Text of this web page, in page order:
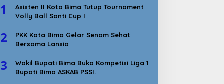
1
Asisten II Kota Bima Tutup Tournament
Volly Ball Santi Cup I
2
PKK Kota Bima Gelar Senam Sehat
Bersama Lansia
3
Wakil Bupati Bima Buka Kompetisi Liga 1
Bupati Bima ASKAB PSSI.